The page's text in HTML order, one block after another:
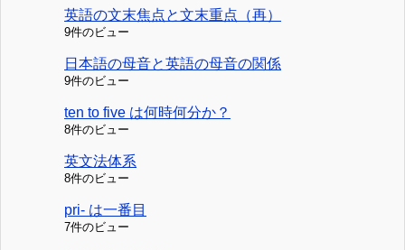
英語の文末焦点と文末重点（再）
9件のビュー
日本語の母音と英語の母音の関係
9件のビュー
ten to five は何時何分か？
8件のビュー
英文法体系
8件のビュー
pri- は一番目
7件のビュー